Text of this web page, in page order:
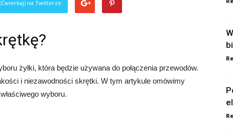
na Twitterze
żyłki, która będzie używana do połączenia przewodów.
i niezawodności skrętki. W tym artykule omówimy
wyboru.